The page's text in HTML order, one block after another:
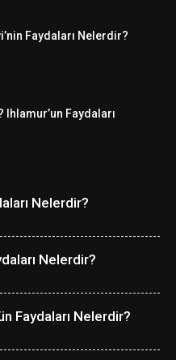
Faydaları Nelerdir?
Ihlamur’un Faydaları
Nelerdir?
Nelerdir?
Faydaları Nelerdir?